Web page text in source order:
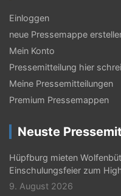
Einloggen
neue Pressemappe
Mein Konto
Pressemitteilung hier
Meine Pressemitteilungen
Premium Pressemappen
Neuste
Hüpfburg mieten
Einschulungsfeier zum
9. August 2026